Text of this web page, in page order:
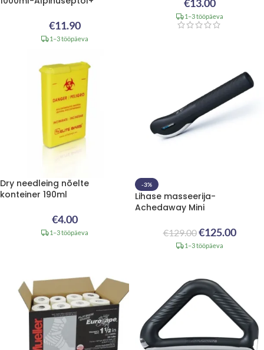
€11.90
1–3 tööpäeva
€13.00
1–3 tööpäeva
Dry needleing nõelte
konteiner 190ml
€4.00
1–3 tööpäeva
-3%
Lihase masseerija-
Achedaway Mini
€129.00€125.00
1–3 tööpäeva